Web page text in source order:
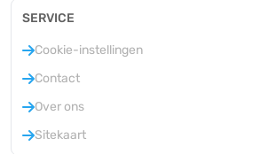
SERVICE
Cookie-instellingen
Contact
Over ons
Sitekaart